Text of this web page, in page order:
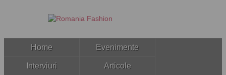
Home Evenimente
Interviuri Articole